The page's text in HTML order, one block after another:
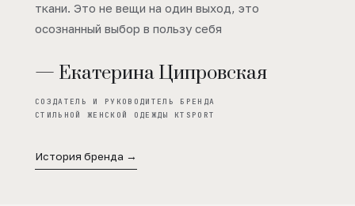
ткани. Это не вещи на один выход, это
осознанный выбор в пользу себя
— Екатерина Ципровская
СОЗДАТЕЛЬ И РУКОВОДИТЕЛЬ БРЕНДА
СТИЛЬНОЙ ЖЕНСКОЙ ОДЕЖДЫ KTSPORT
История бренда →